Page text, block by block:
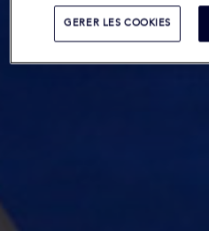
GERER LES COOKIES